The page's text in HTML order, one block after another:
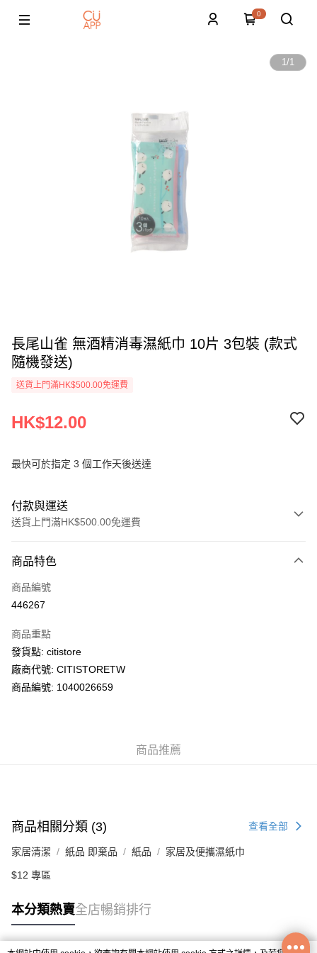
0
1/1
長尾山雀 無酒精消毒濕紙巾 10片 3包裝 (款式
隨機發送)
送貨上門滿HK$500.00免運費
HK$12.00
最快可於指定 3 個工作天後送達
付款與運送
送貨上門滿HK$500.00免運費
信用卡
AlipayHK
WeChat Pay
送貨方式
商品特色
商品編號
446267
商品重點
發貨點: citistore
廠商代號: CITISTORETW
商品編號: 1040026659
商品推薦
商品相關分類 (3) 查看全部
家居清潔 紙品 即棄品 紙品 家居及便攜濕紙巾
$12 專區
本分類熱賣全店暢銷排行